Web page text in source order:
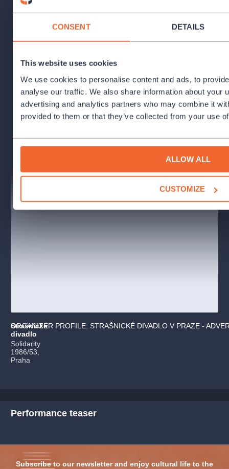
CONSENT DETAILS
This website uses cookies
We use cookies to personalise content and ads, to
analyse our traffic. We also share information about your
advertising and analytics partners who may combine it
provided to them or that they’ve collected from your use
ALLOW ALL
CUSTOMIZE
Strašnické
divadlo
Solidarity
1986/53,
Praha
ORGANIZER PROFILE: STRAŠNICKÉ DIVADLO V PRAZE -
Performance teaser
Subscribe to our newsletter and enjoy cultural life to the